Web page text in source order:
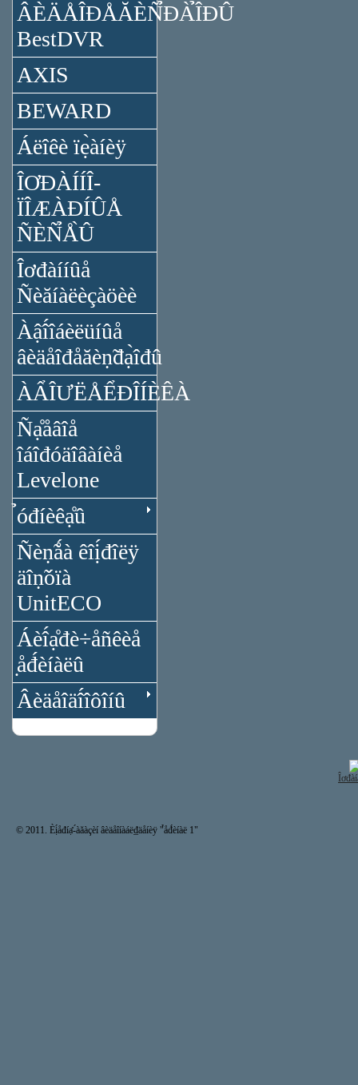
ÂÈÄÅÎĐÅĂÈÑ̉ĐÀ̉ÎĐÛ
BestDVR
AXIS
BEWARD
Áëîêè ïẹ̀àíèÿ
ÎƠĐÀÍÍÎ-
ÏÎÆÀĐÍÛÅ
ÑÈÑ̉Å̀Û
Îơđàííûå
Ñèăíàëèçàöèè
Àậî́îáèëüíûå
âèäåîđåăèṇ̃đạ̀îđû
ÀẨÎƯËÅỂĐÎÍÈÊÀ
Ñạ̊åâîå
îáîđóäîâàíèå
Levelone
̉óđíèêạ̊û
Ñèṇ̃ǻà êîị́đîëÿ
äîṇ̃óïà
UnitECO
Áèî́ạ̊đè÷åñêèå
̣åđ́èíàëû
Âèäåîäî́îôîíû
© 2011. Èị́åđíạ̊-́àăàçèí âèäåîíàáë₫äåíèÿ "̉åđ́èíàë 1"